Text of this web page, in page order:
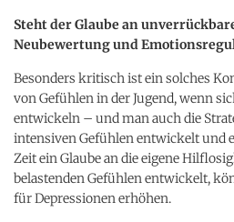
Steht der Glaube an
Neubewertung und
Besonders kritisch ist ein solches
von Gefühlen in der Jugend, wenn
entwickeln – und man auch die
intensiven Gefühlen entwickelt und
Zeit ein Glaube an die eigene
belastenden Gefühlen entwickelt,
für Depressionen erhöhen.